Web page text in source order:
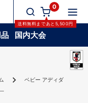
0
送料無料まであと 5,500円
国内大会
ベビー アディダス サッ